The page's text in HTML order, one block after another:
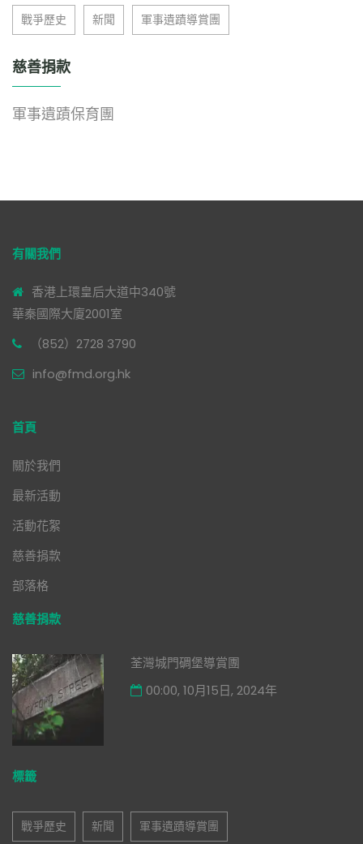
戰爭歷史 新聞 軍事遺蹟導賞團
慈善捐款
軍事遺蹟保育團
有關我們
香港上環皇后大道中340號
華秦國際大廈2001室
（852）2728 3790
info@fmd.org.hk
首頁
關於我們
最新活動
活動花絮
慈善捐款
部落格
慈善捐款
荃灣城門碉堡導賞團
00:00, 10月15日, 2024年
標籤
戰爭歷史 新聞 軍事遺蹟導賞團